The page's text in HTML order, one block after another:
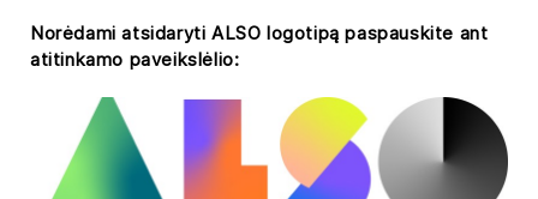
Norėdami atsidaryti ALSO logotipą paspauskite ant
atitinkamo paveikslėlio: